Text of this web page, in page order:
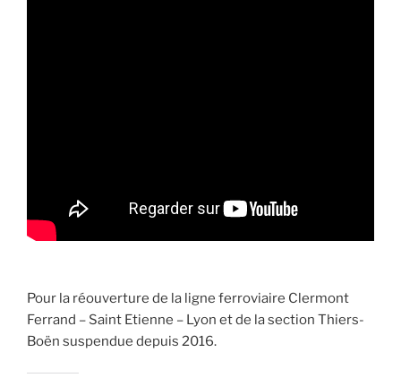
Pour la réouverture de la ligne ferroviaire Clermont
Ferrand – Saint Etienne – Lyon et de la section Thiers-
Boën suspendue depuis 2016.